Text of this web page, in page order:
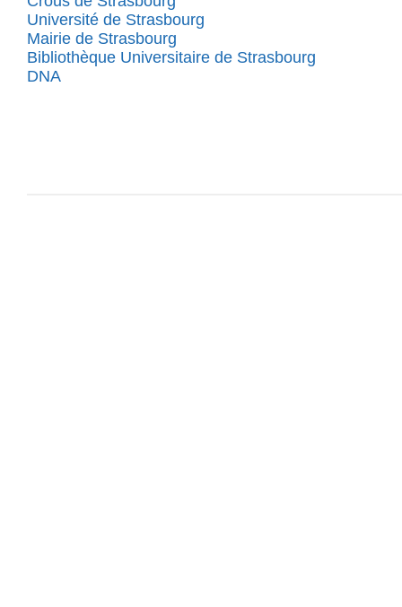
Université de Strasbourg
Mairie de Strasbourg
Bibliothèque Universitaire de Strasbourg
DNA